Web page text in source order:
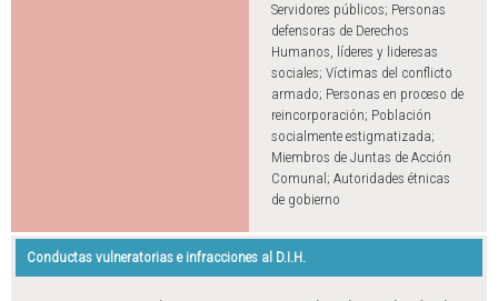
Servidores públicos; Personas
defensoras de Derechos
Humanos, líderes y lideresas
sociales; Víctimas del conflicto
armado; Personas en proceso de
reincorporación; Población
socialmente estigmatizada;
Miembros de Juntas de Acción
Comunal; Autoridades étnicas
de gobierno
Conductas vulneratorias e infracciones al D.I.H.